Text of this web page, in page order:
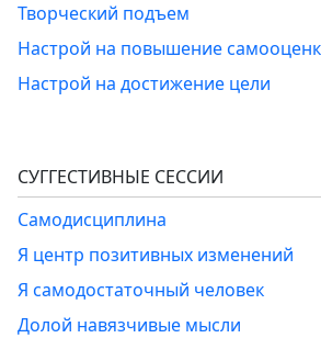
Творческий подъем
Настрой на повышение
Настрой на достижение цели
СУГГЕСТИВНЫЕ СЕССИИ
Самодисциплина
Я центр позитивных изменений
Я самодостаточный человек
Долой навязчивые мысли